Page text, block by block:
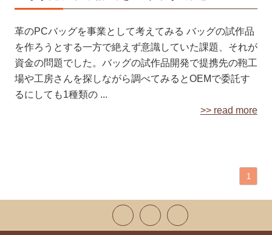
革のPCバッグを事業として考えてみる バッグの試作品
を作ろうとする一方で絶えず意識していた課題、それが
資金の問題でした。バッグの試作品開発で提携先の鞄工
場や工房さんを探しながら調べてみるとOEMで委託す
るにしても1種類の ...
>> read more
1